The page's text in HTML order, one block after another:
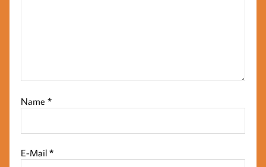
Name*
E-Mail*